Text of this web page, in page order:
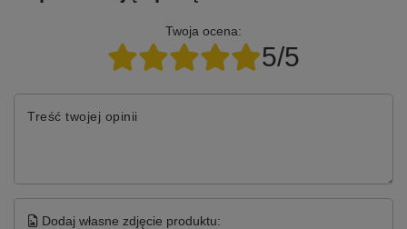
Twoja ocena:
5/5
Treść twojej opinii
Dodaj własne zdjęcie produktu: